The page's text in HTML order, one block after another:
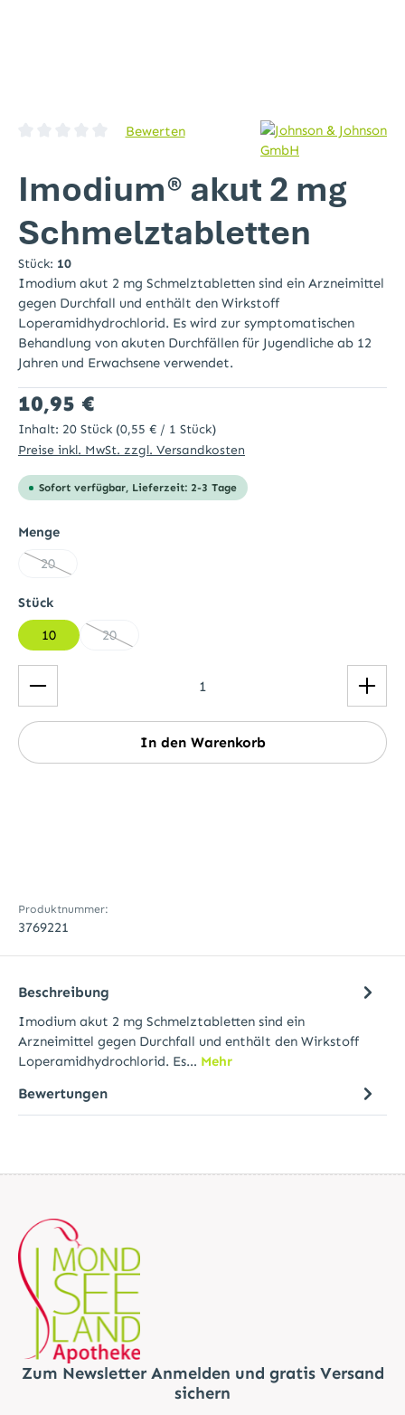
Durchschnittliche Bewertung von 0 von 5 Sternen
Bewerten
Imodium® akut 2 mg
Schmelztabletten
Stück: 10
Imodium akut 2 mg Schmelztabletten sind ein Arzneimittel
gegen Durchfall und enthält den Wirkstoff
Loperamidhydrochlorid. Es wird zur symptomatischen
Behandlung von akuten Durchfällen für Jugendliche ab 12
Jahren und Erwachsene verwendet.
Regulärer Preis:
10,95 €
Inhalt: 20 Stück (0,55 € / 1 Stück)
Preise inkl. MwSt. zzgl. Versandkosten
Sofort verfügbar, Lieferzeit: 2-3 Tage
Mengeauswählen
20
(Diese Option ist zurzeit nicht verfügbar.)
Stückauswählen
10 20
(Diese Option ist zurzeit nicht verfügbar.)
Produkt Anzahl: Gib den gewünschten Wert ein
In den Warenkorb
Produktnummer:
3769221
Beschreibung
Imodium akut 2 mg Schmelztabletten sind ein
Arzneimittel gegen Durchfall und enthält den Wirkstoff
Loperamidhydrochlorid. Es… Mehr
Bewertungen
Zum Newsletter Anmelden und gratis Versand
sichern